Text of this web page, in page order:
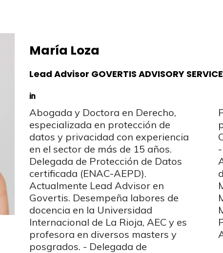
María Loza
Lead Advisor GOVERTIS ADVISORY
Abogada y Doctora en Derecho,
especializada en protección de
datos y privacidad con experiencia
en el sector de más de 15 años.
Delegada de Protección de Datos
certificada (ENAC-AEPD).
Actualmente Lead Advisor en
Govertis. Desempeña labores de
docencia en la Universidad
Internacional de La Rioja, AEC y es
profesora en diversos masters y
posgrados. - Delegada de
Protección de Datos, certificada
por el Centro de Registro y
Certificación de Personas de la AEC
- Auditor entornos tecnológicos
AULETEC - Miembro de la Sección
de Derecho de las TIC del ICAB -
Miembro fundador ENATIC -
Miembro APEP - Miembro DENAE -
Miembro Asociación Española de
Peritos Judiciales, Mediadores y